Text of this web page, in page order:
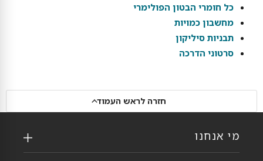
כל חומרי הבטון הפולימרי
מחשבון כמויות
תבניות סיליקון
סרטוני הדרכה
חזרה לראש העמוד
מי אנחנו